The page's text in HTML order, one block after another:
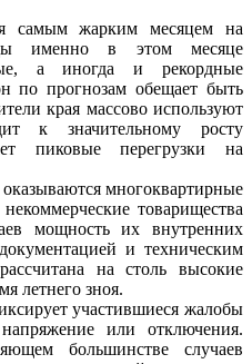
самым жарким месяцем на
именно в этом месяце
а иногда и рекордные
по прогнозам обещает быть
края массово используют
к значительному росту
пиковые перегрузки на
многоквартирные
товарищества
мощность их внутренних
и техническим
на столь высокие
летнего зноя.
участившиеся жалобы
или отключения.
большинстве случаев